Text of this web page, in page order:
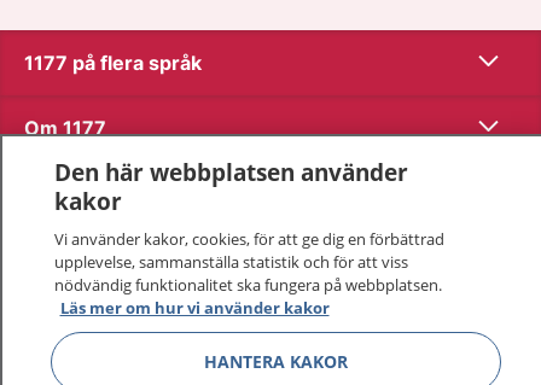
1177 på flera språk Visa
Om 1177 Visa
Kontakt
Behandling av personuppgifter
Hantering av kakor
Den här webbplatsen använder
kakor
Vi använder kakor, cookies, för att ge dig en förbättrad
upplevelse, sammanställa statistik och för att viss
nödvändig funktionalitet ska fungera på webbplatsen.
Läs mer om hur vi använder kakor
HANTERA KAKOR